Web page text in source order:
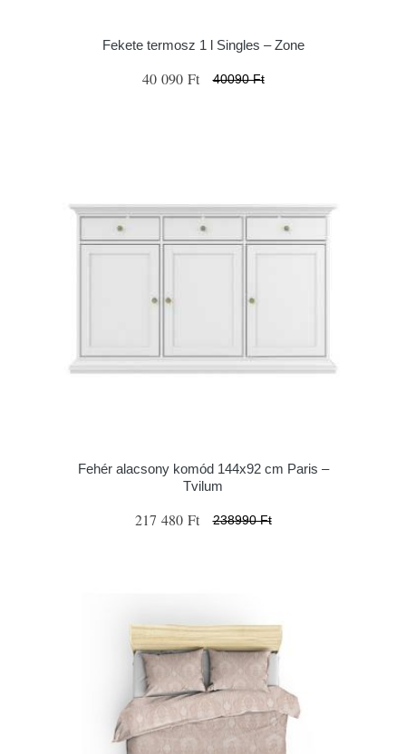
Fekete termosz 1 l Singles – Zone
40 090 Ft 40090 Ft
Fehér alacsony komód 144x92 cm Paris –
Tvilum
217 480 Ft 238990 Ft